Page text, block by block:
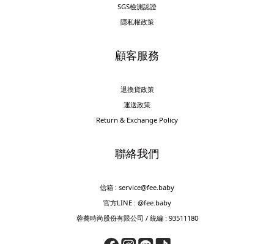
SGS檢測認證
隱私權政策
顧客服務
退換貨政策
運送政策
Return & Exchange Policy
聯絡我們
信箱 : service@fee.baby
官方LINE : @fee.baby
蓉蕎時尚股份有限公司 / 統編 : 93511180